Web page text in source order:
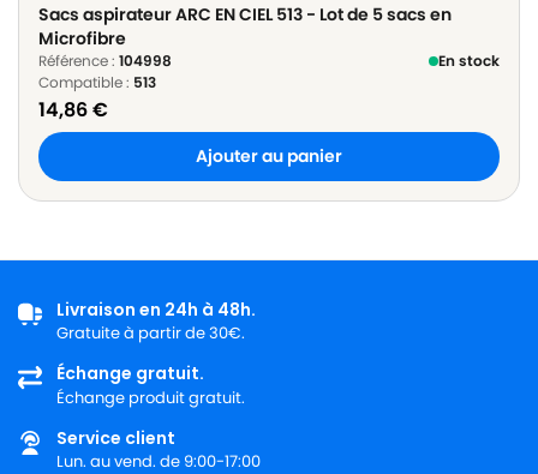
Sacs aspirateur ARC EN CIEL 513 - Lot de 5 sacs en
Microfibre
Référence : 104998
En stock
Compatible : 513
14,86€
Ajouter au panier
Livraison en 24h à 48h.
Gratuite à partir de 30€.
Échange gratuit.
Échange produit gratuit.
Service client
Lun. au vend. de 9:00-17:00